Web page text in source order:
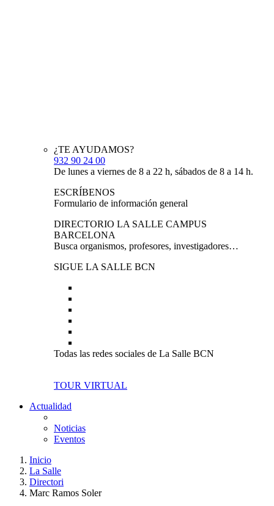
¿TE AYUDAMOS?
932 90 24 00
De lunes a viernes de 8 a 22 h, sábados de 8 a 14 h.
ESCRÍBENOS
Formulario de información general
DIRECTORIO LA SALLE CAMPUS
BARCELONA
Busca organismos, profesores, investigadores…
SIGUE LA SALLE BCN
Todas las redes sociales de La Salle BCN
TOUR VIRTUAL
Actualidad
Noticias
Eventos
Inicio
La Salle
Directori
Marc Ramos Soler